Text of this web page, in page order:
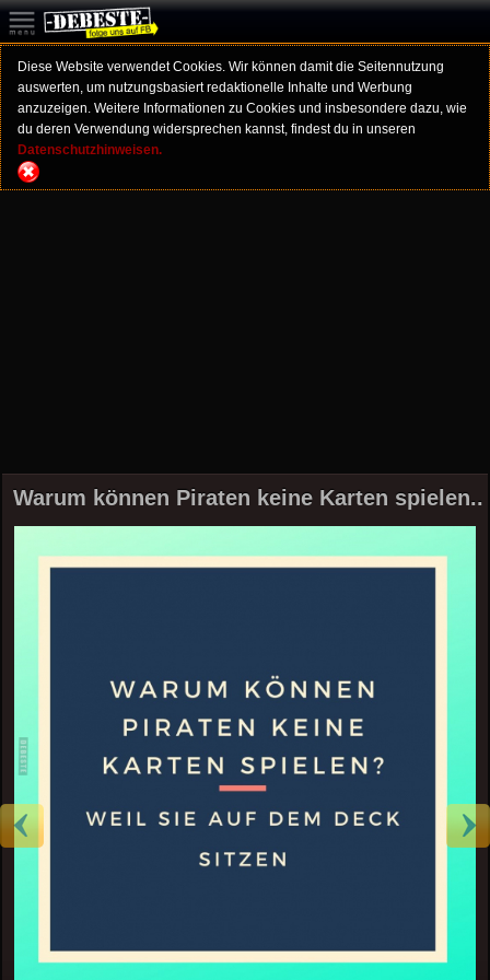
Diese Website verwendet Cookies. Wir können damit die Seitennutzung
auswerten, um nutzungsbasiert redaktionelle Inhalte und Werbung
anzuzeigen. Weitere Informationen zu Cookies und insbesondere dazu, wie
du deren Verwendung widersprechen kannst, findest du in unseren
Datenschutzhinweisen.
Warum können Piraten keine Karten spielen..